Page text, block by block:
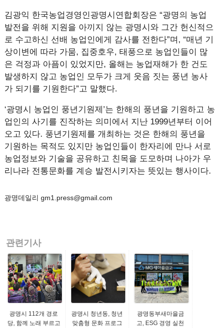
김광익 한국농업경영인광명시연합회장은 “광명의 농업
발전을 위해 지원을 아끼지 않는 광명시와 그간 헌신적으
로 수고하신 선배 농업인에게 감사를 전한다”며, “매년 기
상이변에 따라 가뭄, 집중호우, 태풍으로 농업인들이 많
은 걱정과 아픔이 있었지만, 올해는 농업재해가 한 건도
발생하지 않고 농업인 모두가 크게 웃음 짓는 풍년 농사
가 되기를 기원한다”고 말했다.
‘광명시 농업인 풍년기원제’는 한해의 풍년을 기원하고 농
업인의 사기를 진작하는 의미에서 지난 1999년부터 이어
오고 있다. 풍년기원제를 개최하는 것은 한해의 풍년을
기원하는 목적도 있지만 농업인들이 한자리에 만나 서로
농업정보와 기술을 공유하고 친목을 도모하며 나아가 우
리나라 전통문화를 계승 발전시키자는 뜻있는 행사이다.
광명데일리 gm1.press@gmail.com
관련기사
광명시 112개 경로
당, 함께 노래 부르고
광명시 청년동, 청년
맞춤형 문화 프로그
광명동부새마을금
고, ESG 경영 실천